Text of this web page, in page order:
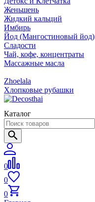
Женьшень
Жидкий кальций
Имбирь
Йод (Мангостиновый йод)
Сладости
Чай, кофе, концентраты
Массажные масла
Zhoelala
Хлопковые рубашки
Каталог
0
0
0